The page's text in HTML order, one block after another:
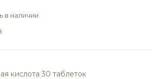
в наличии
кислота 30 таблеток